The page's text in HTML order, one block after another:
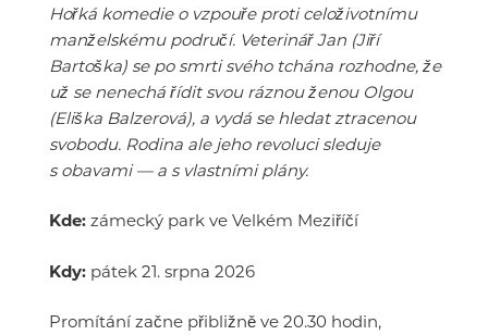
Hořká komedie o vzpouře proti celoživotnímu
manželskému područí. Veterinář Jan (Jiří
Bartoška) se po smrti svého tchána rozhodne, že
už se nenechá řídit svou ráznou ženou Olgou
(Eliška Balzerová), a vydá se hledat ztracenou
svobodu. Rodina ale jeho revoluci sleduje
s obavami — a s vlastními plány.
Kde: zámecký park ve Velkém Meziříčí
Kdy: pátek 21. srpna 2026
Promítání začne přibližně ve 20.30 hodin,